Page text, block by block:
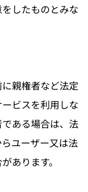
したものとみな
親権者など法定
ビスを利用しな
ある場合は、法
ユーザー又は法
あります。